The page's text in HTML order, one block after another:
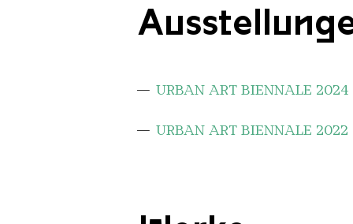
URBAN ART BIENNALE 2024
URBAN ART BIENNALE 2022